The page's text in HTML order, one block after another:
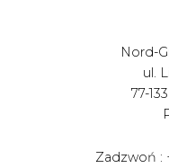
Nord-
ul.
77-
Zadzwoń :